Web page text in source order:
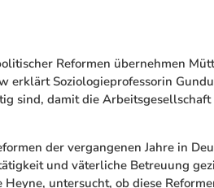
Reformen übernehmen
erklärt Soziologieprofessorin
sind, damit die
der vergangenen Jahre in
und väterliche Betreuung
Heyne, untersucht, ob diese